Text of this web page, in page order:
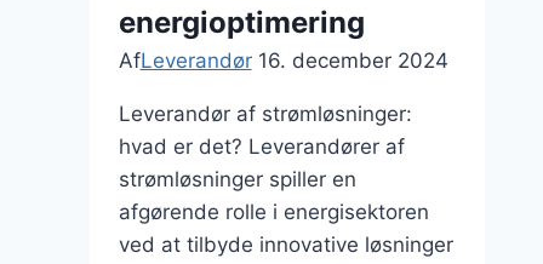
og
leveringstider?
energioptimering
AfLeverandør 16. december 2024
Leverandør af strømløsninger:
hvad er det? Leverandører af
strømløsninger spiller en
afgørende rolle i energisektoren
ved at tilbyde innovative løsninger